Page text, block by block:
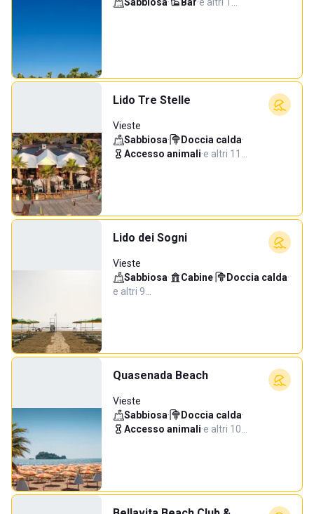
Lido Tre Stelle
Vieste
Sabbiosa· Doccia calda·
Accesso animali·e altri 11…
Lido dei Sogni
Vieste
Sabbiosa· Cabine· Doccia calda·
e altri 9…
Quasenada Beach
Vieste
Sabbiosa· Doccia calda·
Accesso animali·e altri 10…